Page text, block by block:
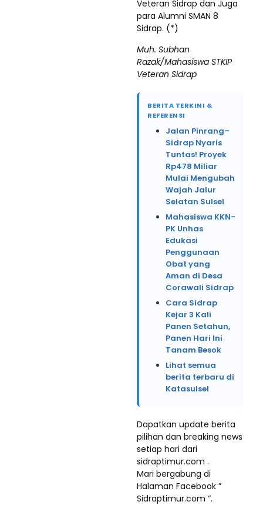
Veteran Sidrap dan Juga
para Alumni SMAN 8
Sidrap. (*)
Muh. Subhan
Razak/Mahasiswa STKIP
Veteran Sidrap
BERITA TERKINI &
REFERENSI
Jalan Pinrang–
Sidrap Nyaris
Tuntas! Proyek
Rp478 Miliar
Mulai Mengubah
Wajah Jalur
Selatan Sulsel
Mahasiswa KKN-
PK Unhas
Edukasi
Penggunaan
Obat yang
Aman di Desa
Corawali Sidrap
Cara Sidrap
Kejar 3 Kali
Panen Setahun,
Panen Hari Ini
Tanam Besok
Lihat semua
berita terbaru di
Katasulsel
Dapatkan update berita
pilihan dan breaking news
setiap hari dari
sidraptimur.com .
Mari bergabung di
Halaman Facebook ”
Sidraptimur.com “.